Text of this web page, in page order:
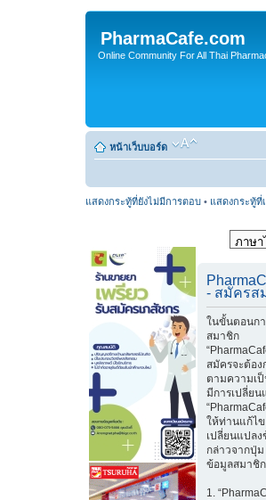
PharmaCafe.com
Online Community For All Thai
หน้าเว็บบอร์ด
แสดงกระทู้ที่ยังไม่มีการตอบ • แสดงกระทู้ที่
- สมัครส
ในขั้นตอนก
สมาชิก
สมัครจะต้อ
ตามความเ
มีการเปลี่ยน
ให้ท่านแก้ไข
เปลี่ยนแปล
กล่าวจากปุ่
ข้อมูลสมาชิ
1.